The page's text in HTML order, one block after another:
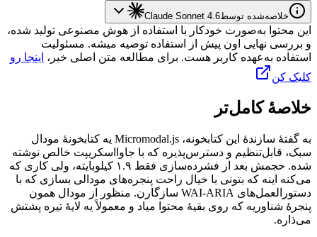
خلاصه‌شده توسطClaude Sonnet 4.6
این محتوا به‌صورت خودکار با استفاده از هوش مصنوعی تولید شده،
و بررسی نهایی اون پیش از استفاده توصیه میشه. مسئولیت
استفاده به‌عهده کاربر هست. برای مطالعه متن اصلی خبر، اینجا رو
کلیک کن
خلاصهٔ کامل‌تر
به گفتهٔ سازندهٔ این کتابخونه، Micromodal.js یه کتابخونهٔ مودال
سبک، قابل‌تنظیم و دسترس‌پذیره که با جاوااسکریپت خالص نوشته
شده. حجمش بعد از فشرده‌سازی فقط ۱.۹ کیلوبایته، ولی کاری که
می‌کنه اینه که بتونی با خیال راحت پنجره‌های مودالی بسازی که با
دستورالعمل‌های WAI-ARIA سازگارن. منظور از مودال همون
پنجرهٔ شناوریه که روی بقیهٔ محتوا میاد و معمولاً یه لایهٔ تیره پشتش
می‌ذاره.